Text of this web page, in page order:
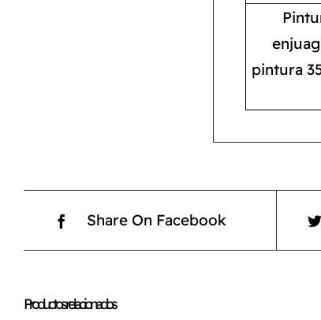
pintura
Share On Facebook
Productos relacionados